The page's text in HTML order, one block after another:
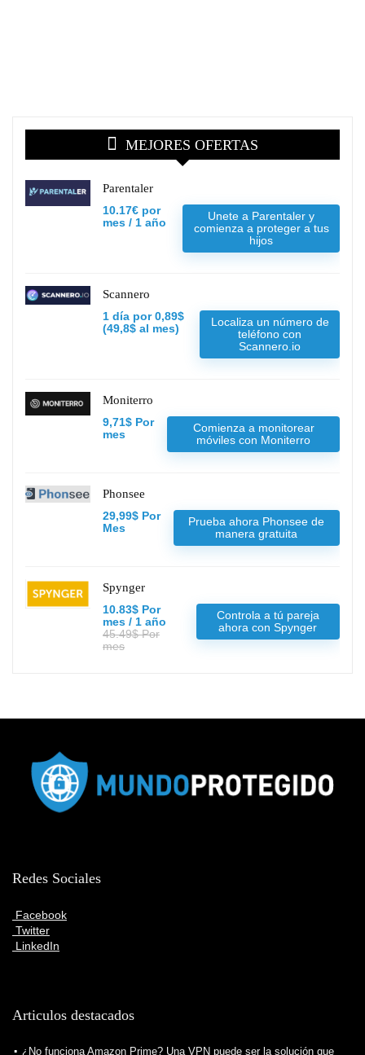
MEJORES OFERTAS
Parentaler
10.17€ por
mes / 1 año
Unete a Parentaler y
comienza a proteger a tus
hijos
Scannero
1 día por 0,89$
(49,8$ al mes)
Localiza un número de
teléfono con
Scannero.io
Moniterro
9,71$ Por
mes
Comienza a monitorear
móviles con Moniterro
Phonsee
29,99$ Por
Mes
Prueba ahora Phonsee de
manera gratuita
Spynger
10.83$ Por
mes / 1 año
45.49$ Por
mes
Controla a tú pareja
ahora con Spynger
Redes Sociales
Facebook
Twitter
LinkedIn
Articulos destacados
¿No funciona Amazon Prime? Una VPN puede ser la solución que